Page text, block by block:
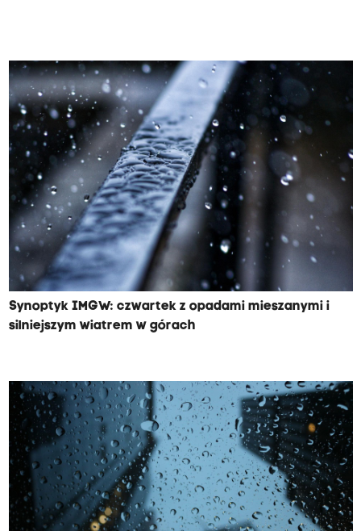
Synoptyk IMGW: czwartek z opadami mieszanymi i
silniejszym wiatrem w górach